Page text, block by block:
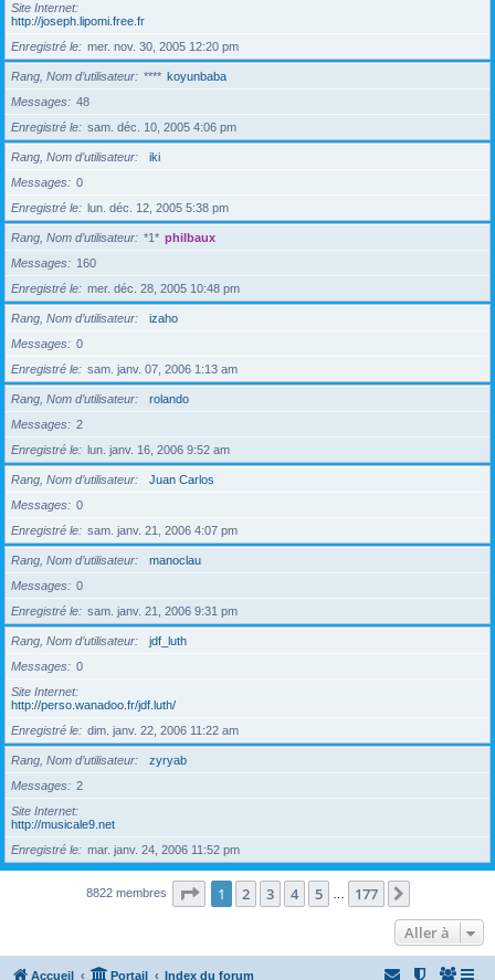
Site Internet
http://joseph.lipomi.free.fr
Enregistré le
mer. nov. 30, 2005 12:20 pm
Rang, Nom d’utilisateur **** koyunbaba
Messages
48
Enregistré le
sam. déc. 10, 2005 4:06 pm
Rang, Nom d’utilisateur
iki
Messages
0
Enregistré le
lun. déc. 12, 2005 5:38 pm
Rang, Nom d’utilisateur *1* philbaux
Messages
160
Enregistré le
mer. déc. 28, 2005 10:48 pm
Rang, Nom d’utilisateur
izaho
Messages
0
Enregistré le
sam. janv. 07, 2006 1:13 am
Rang, Nom d’utilisateur
rolando
Messages
2
Enregistré le
lun. janv. 16, 2006 9:52 am
Rang, Nom d’utilisateur
Juan Carlos
Messages
0
Enregistré le
sam. janv. 21, 2006 4:07 pm
Rang, Nom d’utilisateur
manoclau
Messages
0
Enregistré le
sam. janv. 21, 2006 9:31 pm
Rang, Nom d’utilisateur
jdf_luth
Messages
0
Site Internet
http://perso.wanadoo.fr/jdf.luth/
Enregistré le
dim. janv. 22, 2006 11:22 am
Rang, Nom d’utilisateur
zyryab
Messages
2
Site Internet
http://musicale9.net
Enregistré le
mar. janv. 24, 2006 11:52 pm
8822 membres Page 1sur177
1 2 3 4 5 177
Aller à
Accueil Portail Index du forum